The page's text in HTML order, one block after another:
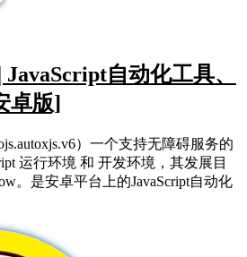
自动化工具、
卓版]
）一个支持无障碍服务的
运行环境 和 开发环境，其发展目
。是安卓平台上的JavaScript自动化